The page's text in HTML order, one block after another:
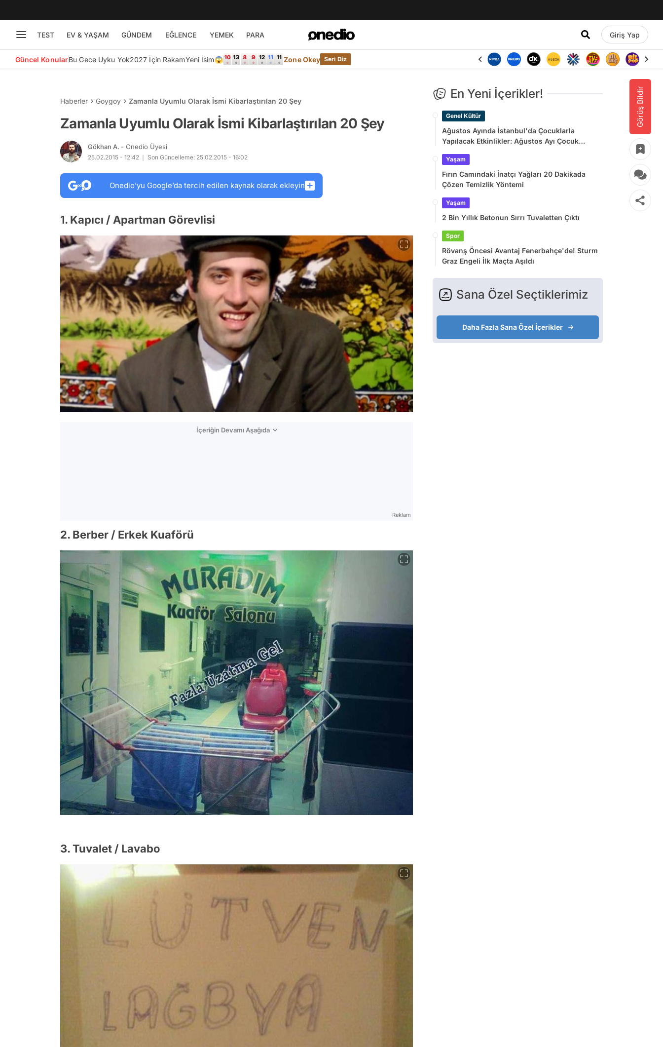
TEST EV & YAŞAM GÜNDEM EĞLENCE YEMEK PARA Giriş Yap
Güncel KonularBu Gece Uyku Yok2027 İçin RakamYeni İsim😱 Zone Okey Seri Diz
Görüş Bildir
Haberler Goygoy Zamanla Uyumlu Olarak İsmi Kibarlaştırılan 20 Şey
Zamanla Uyumlu Olarak İsmi Kibarlaştırılan 20 Şey
Gökhan A. - Onedio Üyesi
25.02.2015 - 12:42 Son Güncelleme: 25.02.2015 - 16:02
Onedio’yu Google’da tercih edilen kaynak olarak ekleyin
1. Kapıcı / Apartman Görevlisi
İçeriğin Devamı Aşağıda
Reklam
2. Berber / Erkek Kuaförü
3. Tuvalet / Lavabo
En Yeni İçerikler!
Genel Kültür
Ağustos Ayında İstanbul'da Çocuklarla
Yapılacak Etkinlikler: Ağustos Ayı Çocuk
Yaşam
Fırın Camındaki İnatçı Yağları 20 Dakikada
Çözen Temizlik Yöntemi
Yaşam
2 Bin Yıllık Betonun Sırrı Tuvaletten Çıktı
Spor
Rövanş Öncesi Avantaj Fenerbahçe'de! Sturm
Graz Engeli İlk Maçta Aşıldı
Sana Özel Seçtiklerimiz
Daha Fazla Sana Özel İçerikler